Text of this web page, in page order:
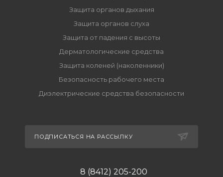
Защита органов дыхания
Защита органов слуха
Защита от падения с высоты
Дерматологические средства
Защита коленей (наколенники)
Безопасность рабочего места
Диэлектрические средства безопасности
ПОДПИСАТЬСЯ НА РАССЫЛКУ
8 (8412) 205-200